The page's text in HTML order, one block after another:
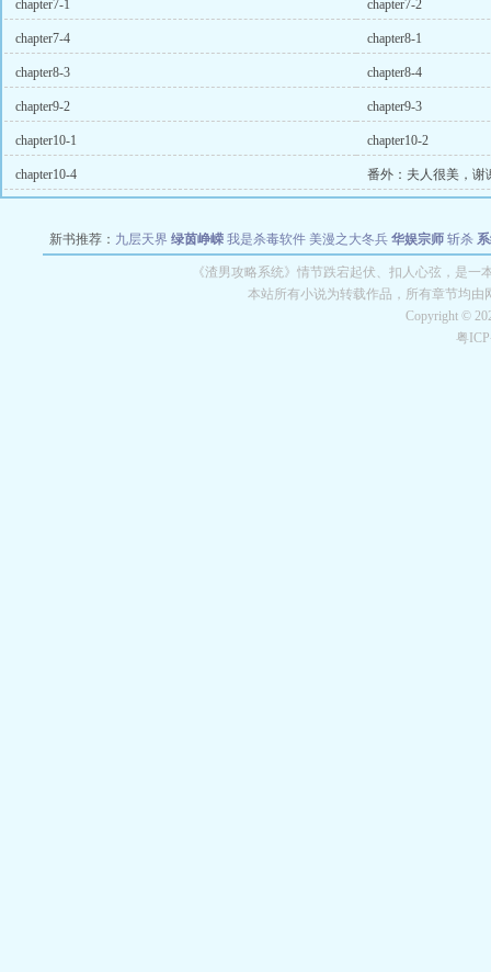
chapter7-1 chapter7-2
chapter7-4 chapter8-1
chapter8-3 chapter8-4
chapter9-2 chapter9-3
chapter10-1 chapter10-2
chapter10-4 番外：夫人很美，谢
新书推荐： 九层天界 绿茵峥嵘 我是杀毒软件 美漫之大冬兵 华娱宗师 斩杀
教练万岁 都市全能巨星 绝对交易 全职武神 位面复
《渣男攻略系统》情节跌宕起伏、扣人心弦，是
本站所有小说为转载作品，所有章节均
Copyright ©
粤